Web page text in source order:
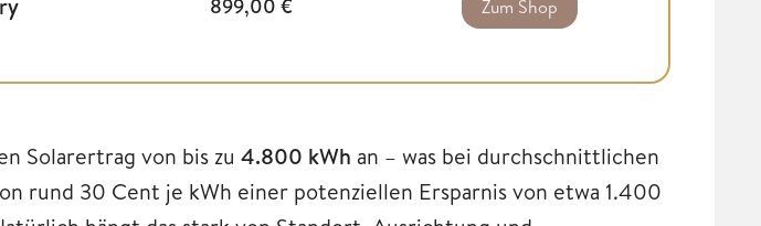
899,00 € Zum Shop
Solarertrag von bis zu 4.800 kWh an – was bei durchschnittlichen
rund 30 Cent je kWh einer potenziellen Ersparnis von etwa 1.400